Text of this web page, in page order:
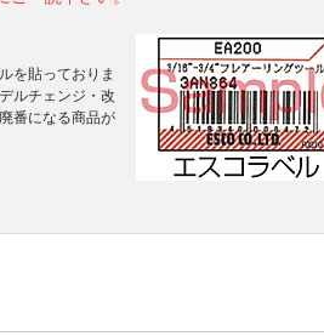
を貼っておりま
ルチェンジ・改
番になる商品が